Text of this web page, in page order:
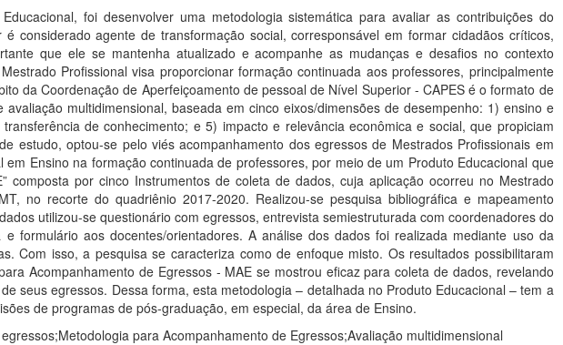
foi desenvolver uma metodologia sistemática para avaliar as contribuições do
considerado agente de transformação social, corresponsável em formar cidadãos críticos,
que ele se mantenha atualizado e acompanhe as mudanças e desafios no contexto
Profissional visa proporcionar formação continuada aos professores, principalmente
da Coordenação de Aperfeiçoamento de pessoal de Nível Superior - CAPES é o formato de
multidimensional, baseada em cinco eixos/dimensões de desempenho: 1) ensino e
de conhecimento; e 5) impacto e relevância econômica e social, que propiciam
estudo, optou-se pelo viés acompanhamento dos egressos de Mestrados Profissionais em
Ensino na formação continuada de professores, por meio de um Produto Educacional que
composta por cinco Instrumentos de coleta de dados, cuja aplicação ocorreu no Mestrado
no recorte do quadriênio 2017-2020. Realizou-se pesquisa bibliográfica e mapeamento
utilizou-se questionário com egressos, entrevista semiestruturada com coordenadores do
formulário aos docentes/orientadores. A análise dos dados foi realizada mediante uso da
Com isso, a pesquisa se caracteriza como de enfoque misto. Os resultados possibilitaram
Acompanhamento de Egressos - MAE se mostrou eficaz para coleta de dados, revelando
seus egressos. Dessa forma, esta metodologia – detalhada no Produto Educacional – tem a
de programas de pós-graduação, em especial, da área de Ensino.
para Acompanhamento de Egressos;Avaliação multidimensional